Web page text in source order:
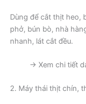
Dùng để cắt thịt heo,
phở, bún bò, nhà
nhanh, lát cắt đều.
→ Xem chi tiết
2. Máy thái thịt chín,